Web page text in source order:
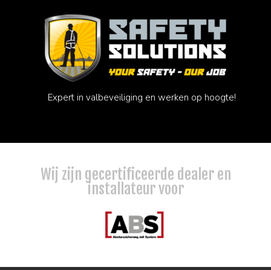
Expert in valbeveiliging en werken op hoogte!
Wij zijn gecertificeerde dealer en
installateur voor